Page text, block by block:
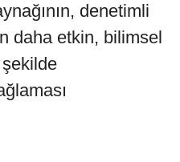
denetimli
daha etkin, bilimsel